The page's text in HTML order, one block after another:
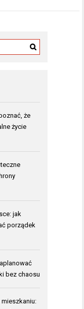
że
życie
jak
porządek
bez chaosu